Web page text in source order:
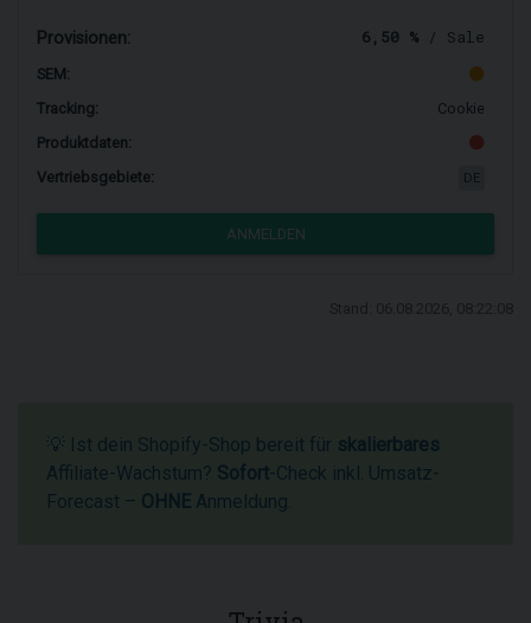
Provisionen: 6,50 % / Sale
SEM:
Tracking:
Cookie
Produktdaten:
Vertriebsgebiete:
ANMELDEN
💡 Ist dein Shopify-Shop bereit für skalierbares
Affiliate-Wachstum? Sofort-Check inkl. Umsatz-
Forecast – OHNE Anmeldung.